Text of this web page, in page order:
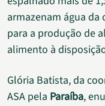
armazenam água
para a produção de
alimento à
Glória Batista, da
ASA pela Paraíba,